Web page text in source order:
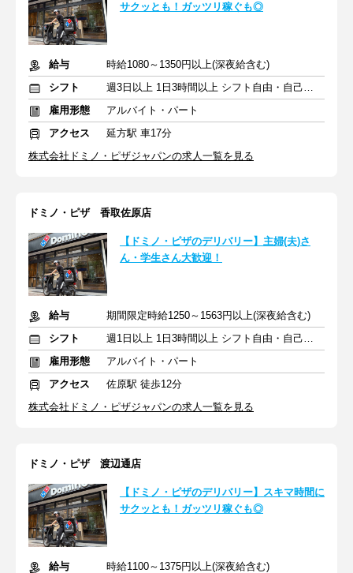
サクッとも！ガッツリ稼ぐも◎
給与
時給1080～1350円以上(深夜給含む)
シフト
週3日以上 1日3時間以上 シフト自由・自己申告
雇用形態
アルバイト・パート
アクセス
延方駅 車17分
株式会社ドミノ・ピザジャパンの求人一覧を見る
ドミノ・ピザ 香取佐原店
【ドミノ・ピザのデリバリー】主婦(夫)さ
ん・学生さん大歓迎！
給与
期間限定時給1250～1563円以上(深夜給含む)
シフト
週1日以上 1日3時間以上 シフト自由・自己申告
雇用形態
アルバイト・パート
アクセス
佐原駅 徒歩12分
株式会社ドミノ・ピザジャパンの求人一覧を見る
ドミノ・ピザ 渡辺通店
【ドミノ・ピザのデリバリー】スキマ時間に
サクッとも！ガッツリ稼ぐも◎
給与
時給1100～1375円以上(深夜給含む)